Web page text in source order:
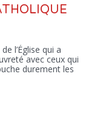
l’Église qui a
avec ceux qui
durement les